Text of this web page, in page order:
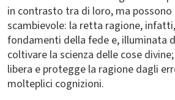
in contrasto tra di loro, ma
scambievole: la retta ragione,
fondamenti della fede e, illuminata
coltivare la scienza delle cose
libera e protegge la ragione dagli
molteplici cognizioni.